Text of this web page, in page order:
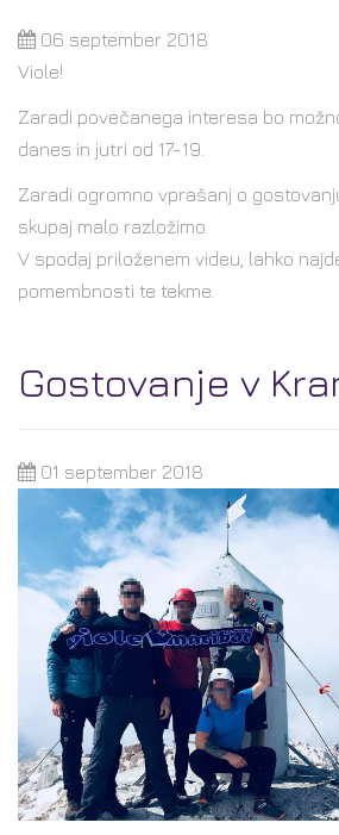
06 september 2018
Viole!
Zaradi povečanega interesa bo
danes in jutri od 17-19.
Zaradi ogromno vprašanj o
skupaj malo razložimo.
V spodaj priloženem videu, lahko
pomembnosti te tekme.
Gostovanje v
01 september 2018